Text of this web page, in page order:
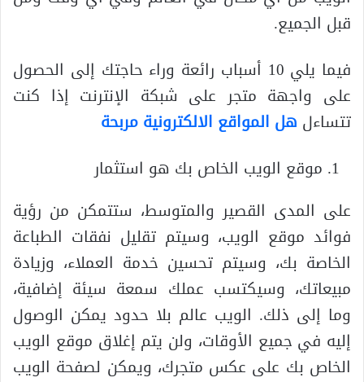
قبل الجميع.
فيما يلي 10 أسباب رائعة وراء حاجتك إلى الحصول
على واجهة متجر على شبكة الإنترنت إذا كنت
تتساءل هل المواقع الالكترونية مربحة
موقع الويب الخاص بك هو استثمار
على المدى القصير والمتوسط، ستتمكن من رؤية
فوائد موقع الويب، وسيتم تقليل نفقات الطباعة
الخاصة بك، وسيتم تحسين خدمة العملاء، وزيادة
مبيعاتك، وسيكتسب عملك سمعة سيئة إضافية،
وما إلى ذلك. الويب عالم بلا حدود يمكن الوصول
إليه في جميع الأوقات، ولن يتم إغلاق موقع الويب
الخاص بك على عكس متجرك، ويمكن لصفحة الويب